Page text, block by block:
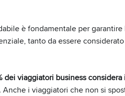
è fondamentale per
tanto da essere
dei viaggiatori business
. Anche i viaggiatori che non si